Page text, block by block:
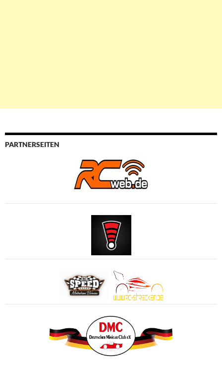
PARTNERSEITEN